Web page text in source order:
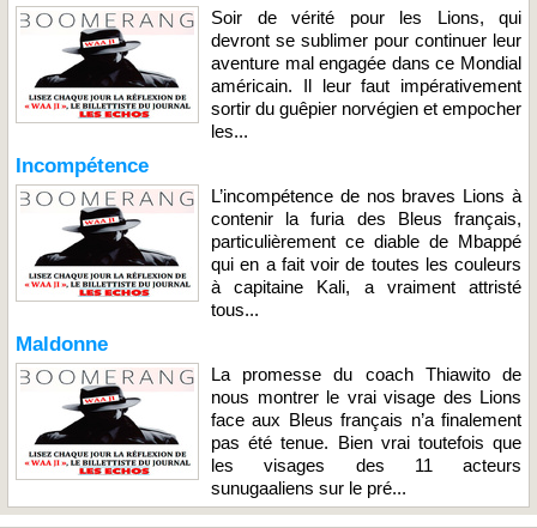
Soir de vérité pour les Lions, qui
devront se sublimer pour continuer leur
aventure mal engagée dans ce Mondial
américain. Il leur faut impérativement
sortir du guêpier norvégien et empocher
les...
Incompétence
L’incompétence de nos braves Lions à
contenir la furia des Bleus français,
particulièrement ce diable de Mbappé
qui en a fait voir de toutes les couleurs
à capitaine Kali, a vraiment attristé
tous...
Maldonne
La promesse du coach Thiawito de
nous montrer le vrai visage des Lions
face aux Bleus français n’a finalement
pas été tenue. Bien vrai toutefois que
les visages des 11 acteurs
sunugaaliens sur le pré...